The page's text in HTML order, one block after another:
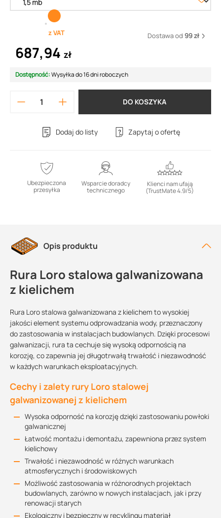
z VAT Dostawa od 99 zł
687,94 zł
Dostępność:Wysyłka do 16 dni roboczych
DO KOSZYKA
Dodaj do listy Zapytaj o ofertę
Ubezpieczona
przesyłka
Wsparcie doradcy
technicznego
Klienci nam ufają
(TrustMate 4.9/5)
Opis produktu
Rura Loro stalowa galwanizowana
z kielichem
Rura Loro stalowa galwanizowana z kielichem to wysokiej
jakości element systemu odprowadzania wody, przeznaczony
do zastosowania w instalacjach budowlanych. Dzięki procesowi
galwanizacji, rura ta cechuje się wysoką odpornością na
korozję, co zapewnia jej długotrwałą trwałość i niezawodność
w każdych warunkach eksploatacyjnych.
Cechy i zalety rury Loro stalowej
galwanizowanej z kielichem
Wysoka odporność na korozję dzięki zastosowaniu powłoki
galwanicznej
Łatwość montażu i demontażu, zapewniona przez system
kielichowy
Trwałość i niezawodność w różnych warunkach
atmosferycznych i środowiskowych
Możliwość zastosowania w różnorodnych projektach
budowlanych, zarówno w nowych instalacjach, jak i przy
renowacji starych
Ekologiczny i bezpieczny w recyklingu materiał